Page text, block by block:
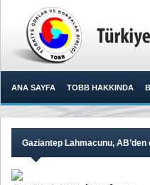
ANA SAYFA TOBB HAKKINDA
Gaziantep Lahmacunu,